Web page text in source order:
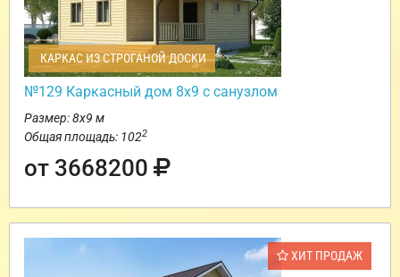
КАРКАС ИЗ СТРОГАНОЙ ДОСКИ
№129 Каркасный дом 8х9 с санузлом
Размер: 8х9 м
Общая площадь: 1022
от 3668200
ХИТ ПРОДАЖ